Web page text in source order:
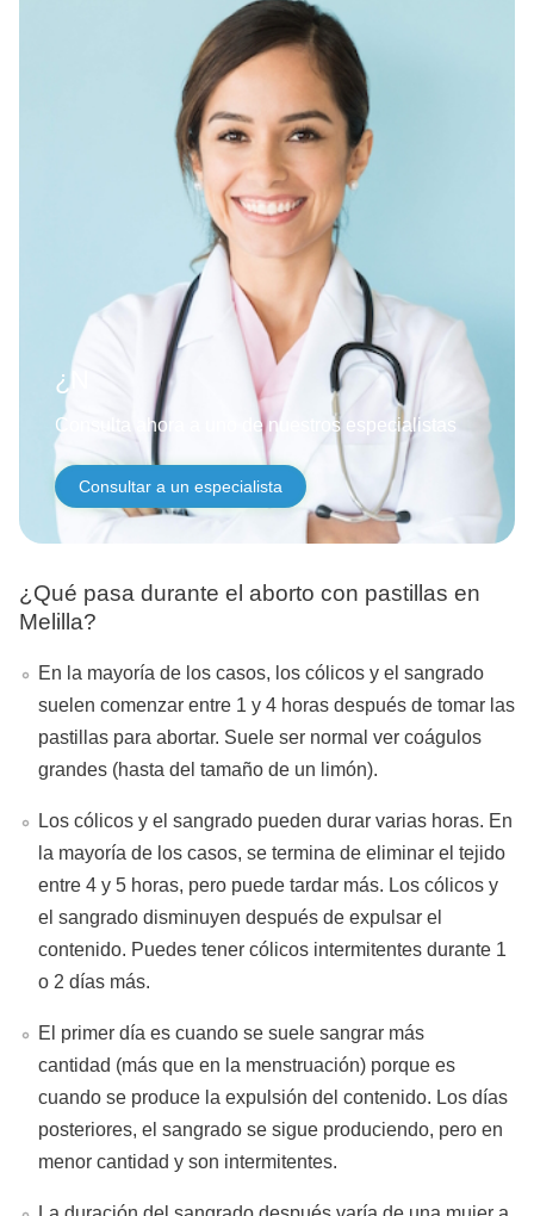
¿Necesitas ayud
Consulta ahora a uno de nuestros especialistas
Consultar a un especialista
¿Qué pasa durante el aborto con pastillas en
Melilla?
En la mayoría de los casos, los cólicos y el sangrado
suelen comenzar entre 1 y 4 horas después de tomar las
pastillas para abortar. Suele ser normal ver coágulos
grandes (hasta del tamaño de un limón).
Los cólicos y el sangrado pueden durar varias horas. En
la mayoría de los casos, se termina de eliminar el tejido
entre 4 y 5 horas, pero puede tardar más. Los cólicos y
el sangrado disminuyen después de expulsar el
contenido. Puedes tener cólicos intermitentes durante 1
o 2 días más.
El primer día es cuando se suele sangrar más
cantidad (más que en la menstruación) porque es
cuando se produce la expulsión del contenido. Los días
posteriores, el sangrado se sigue produciendo, pero en
menor cantidad y son intermitentes.